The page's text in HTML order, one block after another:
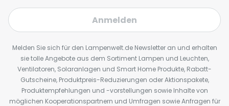
Anmelden
Melden Sie sich für den Lampenwelt.de Newsletter an und erhalten
sie tolle Angebote aus dem Sortiment Lampen und Leuchten,
Ventilatoren, Solaranlagen und Smart Home Produkte, Rabatt-
Gutscheine, Produktpreis-Reduzierungen oder Aktionspakete,
Produktempfehlungen und -vorstellungen sowie Inhalte von
möglichen Kooperationspartnern und Umfragen sowie Anfragen für